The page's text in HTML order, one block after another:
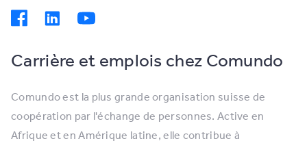
Carrière et emplois chez Comundo
Comundo est la plus grande organisation suisse de
coopération par l'échange de personnes. Active en
Afrique et en Amérique latine, elle contribue à